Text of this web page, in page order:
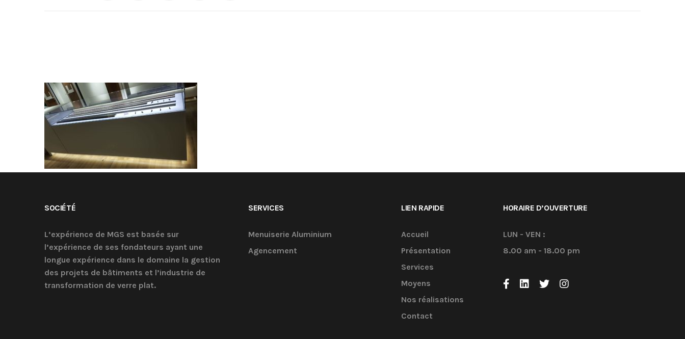
SOCIÉTÉ
L’expérience de MGS est basée sur
l’expérience de ses fondateurs ayant une
longue expérience dans le domaine la gestion
des projets de bâtiments et l’industrie de
transformation de verre plat.
SERVICES
Menuiserie Aluminium
Agencement
LIEN RAPIDE
Accueil
Présentation
Services
Moyens
Nos réalisations
Contact
HORAIRE D’OUVERTURE
LUN - VEN :
8.00 am - 18.00 pm